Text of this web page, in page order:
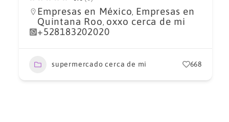
Empresas en México, Empresas en
Quintana Roo, oxxo cerca de mi
+528183202020
supermercado cerca de mi 668